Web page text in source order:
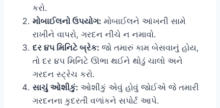
કરો.
મોબાઈલનો ઉપયોગ: મોબાઈલને આંખની સામે
રાખીને વાપરો, ગરદન નીચે ન નમાવો.
દર ૪૫ મિનિટે બ્રેક: જો તમારું કામ બેસવાનું હોય,
તો દર ૪૫ મિનિટે ઊભા થઈને થોડું ચાલો અને
ગરદન સ્ટ્રેચ કરો.
સાચું ઓશીકું: ઓશીકું એવું હોવું જોઈએ જે તમારી
ગરદનના કુદરતી વળાંકને સપોર્ટ આપે.